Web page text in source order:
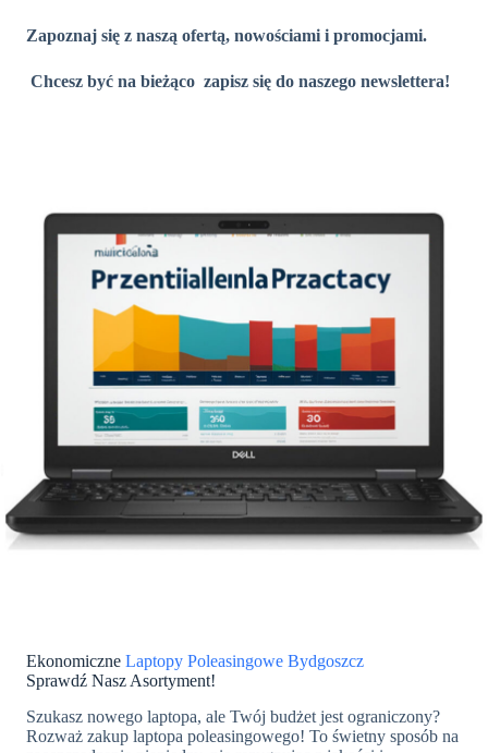
Zapoznaj się z naszą ofertą, nowościami i promocjami.
Chcesz być na bieżąco zapisz się do naszego newslettera!
Ekonomiczne Laptopy Poleasingowe Bydgoszcz
Sprawdź Nasz Asortyment!
Szukasz nowego laptopa, ale Twój budżet jest ograniczony?
Rozważ zakup laptopa poleasingowego! To świetny sposób na